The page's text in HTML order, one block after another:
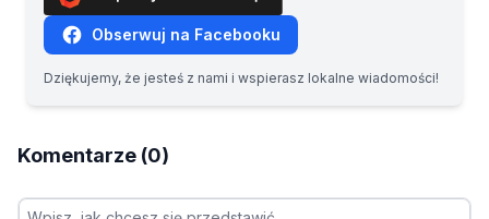
Obserwuj na Facebooku
Dziękujemy, że jesteś z nami i wspierasz lokalne wiadomości!
Komentarze (0)